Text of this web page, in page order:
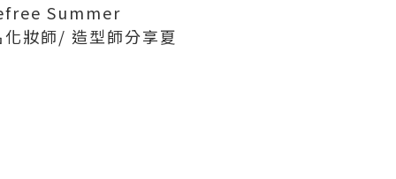
Summer
妝師/ 造型師分享夏